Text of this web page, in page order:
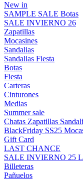
New in
SAMPLE SALE Botas
SALE INVIERNO 26
Zapatillas
Mocasines
Sandalias
Sandalias Fiesta
Botas
Fiesta
Carteras
Cinturones
Medias
Summer sale
Chatas Zapatillas
BlackFriday SS25
Gift Card
LAST CHANCE
SALE INVIERNO 25
Billeteras
Pañuelos